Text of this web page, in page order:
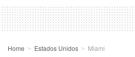
Home Estados Unidos Miami